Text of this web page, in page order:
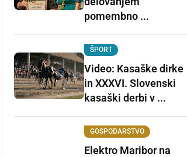
pomembno ...
ŠPORT
Video: Kasaške dirke
in XXXVI. Slovenski
kasaški derbi v ...
GOSPODARSTVO
Elektro Maribor na